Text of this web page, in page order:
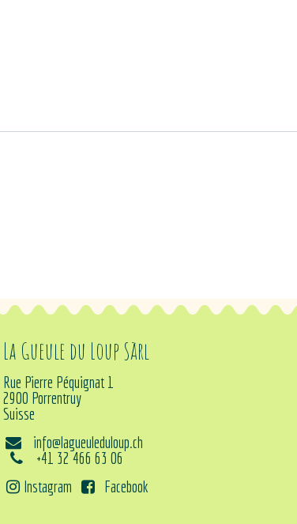
La Gueule du Loup Sàrl
Rue Pierre Péquignat 1
2900 Porrentruy
Suisse
info@lagueuleduloup.ch
+41 32 466 63 06
Instagram
Facebook